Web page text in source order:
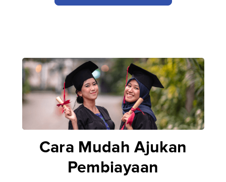
Cara Mudah Ajukan
Pembiayaan